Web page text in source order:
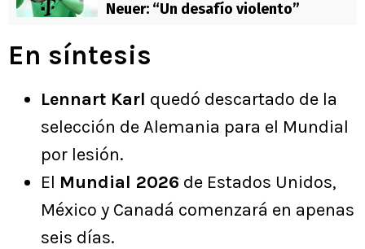
Neuer: “Un desafío violento”
En síntesis
Lennart Karl quedó descartado de la
selección de Alemania para el Mundial
por lesión.
El Mundial 2026 de Estados Unidos,
México y Canadá comenzará en apenas
seis días.